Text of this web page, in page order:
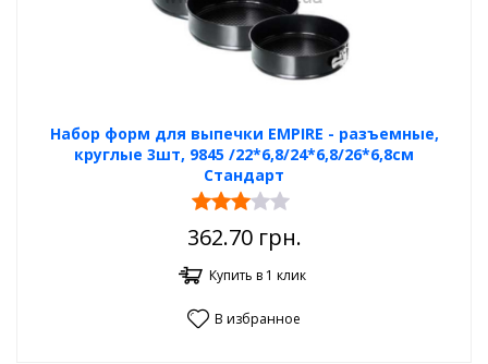
Набор форм для выпечки EMPIRE - разъемные,
круглые 3шт, 9845 /22*6,8/24*6,8/26*6,8см
Стандарт
362.70грн.
Купить в 1 клик
В избранное